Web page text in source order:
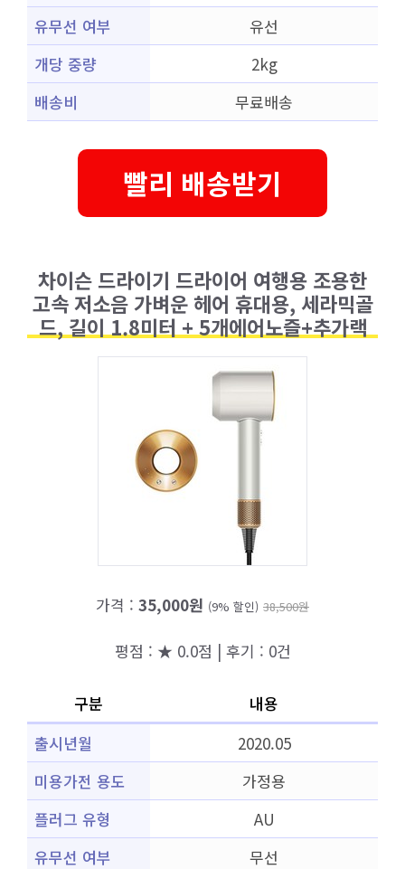
유무선 여부
유선
개당 중량
2kg
배송비
무료배송
빨리 배송받기
차이슨 드라이기 드라이어 여행용 조용한
고속 저소음 가벼운 헤어 휴대용, 세라믹골
드, 길이 1.8미터 + 5개에어노즐+추가랙
가격 : 35,000원 (9% 할인) 38,500원
평점 : ★ 0.0점 | 후기 : 0건
구분
내용
출시년월
2020.05
미용가전 용도
가정용
플러그 유형
AU
유무선 여부
무선